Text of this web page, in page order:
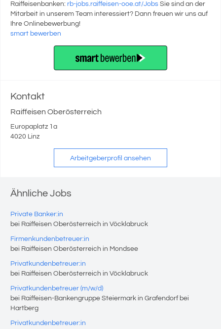
Raiffeisenbanken: rb-jobs.raiffeisen-ooe.at/Jobs Sie sind an der
Mitarbeit in unserem Team interessiert? Dann freuen wir uns auf
Ihre Onlinebewerbung!
smart bewerben
Kontakt
Raiffeisen Oberösterreich
Europaplatz 1a
4020 Linz
Arbeitgeberprofil ansehen
Ähnliche Jobs
Private Banker:in
bei Raiffeisen Oberösterreich in Vöcklabruck
Firmenkundenbetreuer:in
bei Raiffeisen Oberösterreich in Mondsee
Privatkundenbetreuer:in
bei Raiffeisen Oberösterreich in Vöcklabruck
Privatkundenbetreuer (m/w/d)
bei Raiffeisen-Bankengruppe Steiermark in Grafendorf bei
Hartberg
Privatkundenbetreuer:in